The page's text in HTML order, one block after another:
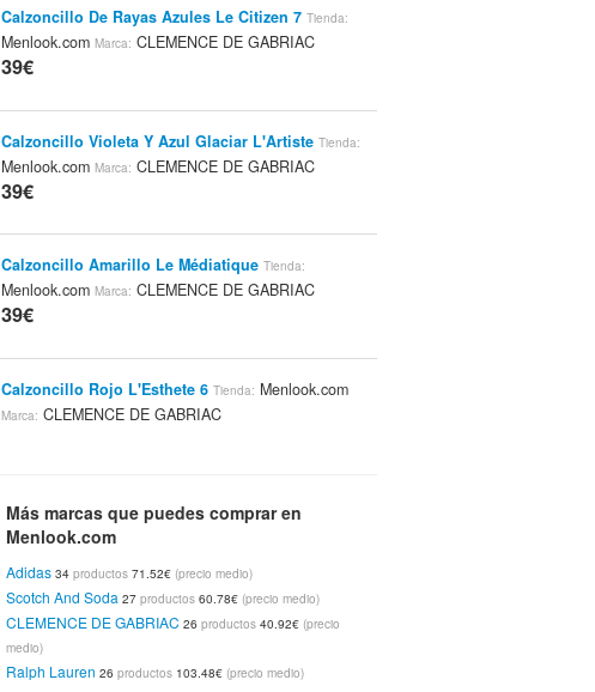
Calzoncillo De Rayas Azules Le Citizen 7 Tienda:
Menlook.com Marca: CLEMENCE DE GABRIAC
39€
Calzoncillo Violeta Y Azul Glaciar L'Artiste Tienda:
Menlook.com Marca: CLEMENCE DE GABRIAC
39€
Calzoncillo Amarillo Le Médiatique Tienda:
Menlook.com Marca: CLEMENCE DE GABRIAC
39€
Calzoncillo Rojo L'Esthete 6 Tienda: Menlook.com
Marca: CLEMENCE DE GABRIAC
Calzoncillo VerdeL'Endurant Tienda:Menlook.com
Marca:CLEMENCE DE GABRIAC
39€
Calzoncillo Azul Le Médiatique 5
Menlook.com CLEMENCE DE GABRIAC
Más marcas que puedes comprar en
Menlook.com
Adidas 34productos 71.52€ (precio medio)
Scotch And Soda 27productos 60.78€ (precio medio)
CLEMENCE DE GABRIAC 26productos 40.92€ (precio
medio)
Ralph Lauren 26productos 103.48€ (precio medio)